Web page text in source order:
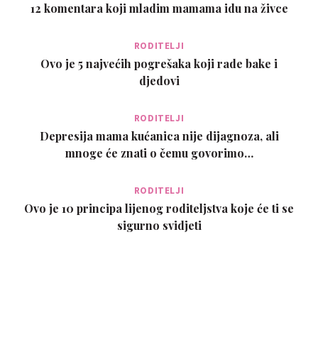
12 komentara koji mladim mamama idu na živce
RODITELJI
Ovo je 5 najvećih pogrešaka koji rade bake i
djedovi
RODITELJI
Depresija mama kućanica nije dijagnoza, ali
mnoge će znati o čemu govorimo…
RODITELJI
Ovo je 10 principa lijenog roditeljstva koje će ti se
sigurno svidjeti